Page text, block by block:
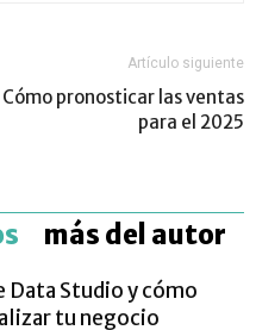
Artículo siguiente
Cómo pronosticar las ventas
para el 2025
más del autor
Data Studio y cómo
tu negocio